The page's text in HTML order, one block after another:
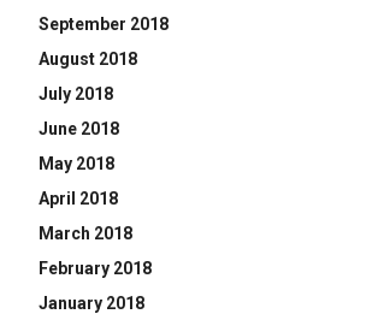
September 2018
August 2018
July 2018
June 2018
May 2018
April 2018
March 2018
February 2018
January 2018